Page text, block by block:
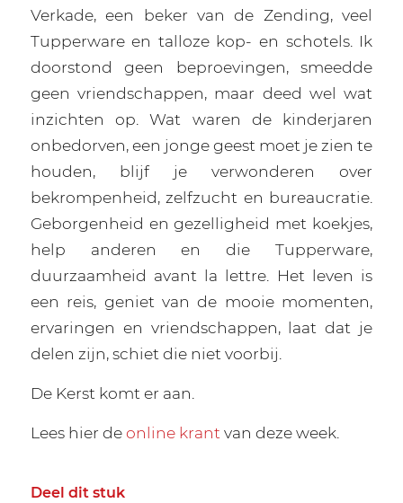
Verkade, een beker van de Zending, veel
Tupperware en talloze kop- en schotels. Ik
doorstond geen beproevingen, smeedde
geen vriendschappen, maar deed wel wat
inzichten op. Wat waren de kinderjaren
onbedorven, een jonge geest moet je zien te
houden, blijf je verwonderen over
bekrompenheid, zelfzucht en bureaucratie.
Geborgenheid en gezelligheid met koekjes,
help anderen en die Tupperware,
duurzaamheid avant la lettre. Het leven is
een reis, geniet van de mooie momenten,
ervaringen en vriendschappen, laat dat je
delen zijn, schiet die niet voorbij.
De Kerst komt er aan.
Lees hier deonline krant van deze week.
Deel dit stuk